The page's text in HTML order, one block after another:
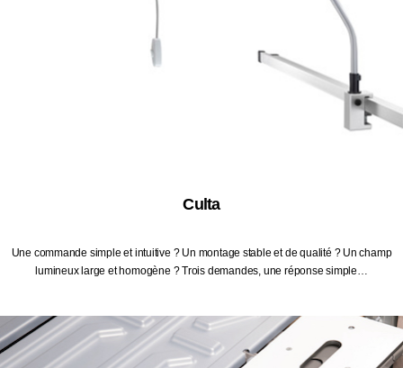
Culta
Une commande simple et intuitive ? Un montage stable et de qualité ? Un champ
lumineux large et homogène ? Trois demandes, une réponse simple…